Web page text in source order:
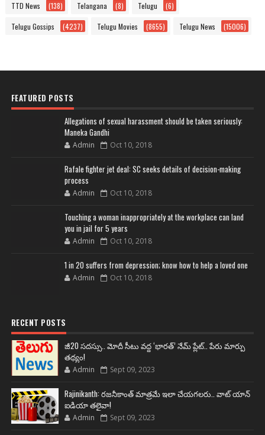
TTD News (138) Telangana (8) Telugu (6)
Telugu Gossips (4237) Telugu Movies (8655) Telugu News (15006)
FEATURED POSTS
Allegations of sexual harassment should be taken seriously:
Maneka Gandhi
Admin Oct 10, 2018
Rafale fighter jet deal: SC seeks details of decision-making
process
Admin Oct 10, 2018
Touching a woman inappropriately at the workplace can land
you in jail for 5 years
Admin Oct 10, 2018
1 in 20 suffers from depression; know how to help a loved one
Admin Oct 10, 2018
RECENT POSTS
జీ20 సదస్సు.. మోదీ సీటు వద్ద ‘భారత్’ నేమ్ ప్లేట్‌.. పేరు మార్పు
తథ్యం!
Admin Sept 09, 2023
Rajinikanth: రజనీకాంత్ మాత్రమే ఇలా చేయగలరు.. వాట్ యాన్
ఐడియా తలైవా!
Admin Sept 09, 2023